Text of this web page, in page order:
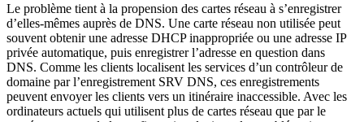
Le problème tient à la propension des cartes réseau à s’enregistrer
d’elles-mêmes auprès de DNS. Une carte réseau non utilisée peut
souvent obtenir une adresse DHCP inappropriée ou une adresse IP
privée automatique, puis enregistrer l’adresse en question dans
DNS. Comme les clients localisent les services d’un contrôleur de
domaine par l’enregistrement SRV DNS, ces enregistrements
peuvent envoyer les clients vers un itinéraire inaccessible. Avec les
ordinateurs actuels qui utilisent plus de cartes réseau que par le